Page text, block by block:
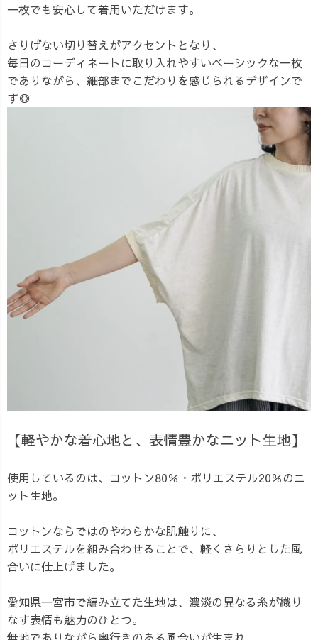
一枚でも安心して着用いただけます。
さりげない切り替えがアクセントとなり、
毎日のコーディネートに取り入れやすいベーシックな一枚
でありながら、細部までこだわりを感じられるデザインで
す◎
【軽やかな着心地と、表情豊かなニット生地】
使用しているのは、コットン80％・ポリエステル20％のニ
ット生地。
コットンならではのやわらかな肌触りに、
ポリエステルを組み合わせることで、軽くさらりとした風
合いに仕上げました。
愛知県一宮市で編み立てた生地は、濃淡の異なる糸が織り
なす表情も魅力のひとつ。